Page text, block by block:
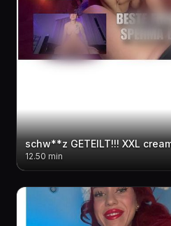
12.50 min